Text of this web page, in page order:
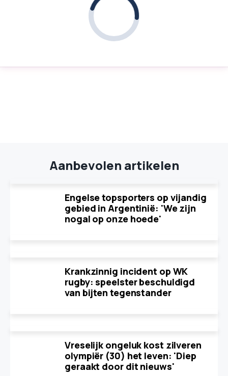
Aanbevolen artikelen
Engelse topsporters op vijandig
gebied in Argentinië: 'We zijn
nogal op onze hoede'
Krankzinnig incident op WK
rugby: speelster beschuldigd
van bijten tegenstander
Vreselijk ongeluk kost zilveren
olympiër (30) het leven: 'Diep
geraakt door dit nieuws'